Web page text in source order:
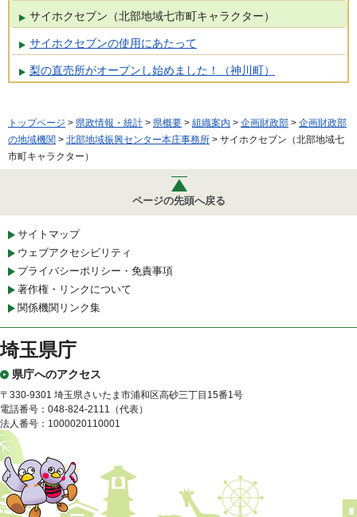
サイホクセブン（北部地域七市町キャラクター）
サイホクセブンの使用にあたって
梨の直売所がオープンし始めました！（神川町）
トップページ > 県政情報・統計 > 県概要 > 組織案内 > 企画財政部 > 企画財政部
の地域機関 > 北部地域振興センター本庄事務所 > サイホクセブン（北部地域七
市町キャラクター）
ページの先頭へ戻る
サイトマップ
ウェブアクセシビリティ
プライバシーポリシー・免責事項
著作権・リンクについて
関係機関リンク集
埼玉県庁
県庁へのアクセス
〒330-9301 埼玉県さいたま市浦和区高砂三丁目15番1号
電話番号：048-824-2111（代表）
法人番号：1000020110001